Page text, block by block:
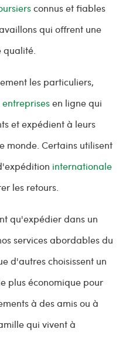
connus et fiables
qui offrent une
les particuliers,
entreprisesen ligne qui
et expédient à leurs
monde. Certains utilisent
internationale
les retours.
qu'expédier dans un
services abordables du
d'autres choisissent un
plus économique pour
à des amis ou à
qui vivent à